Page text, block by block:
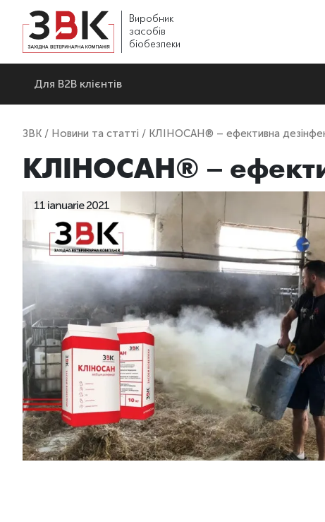
Виробник
засобів
біобезпеки
Для В2В клієнтів
ЗВК / Новини та статті / КЛІНОСАН® – ефективна
КЛІНОСАН® –
11 ianuarie 2021